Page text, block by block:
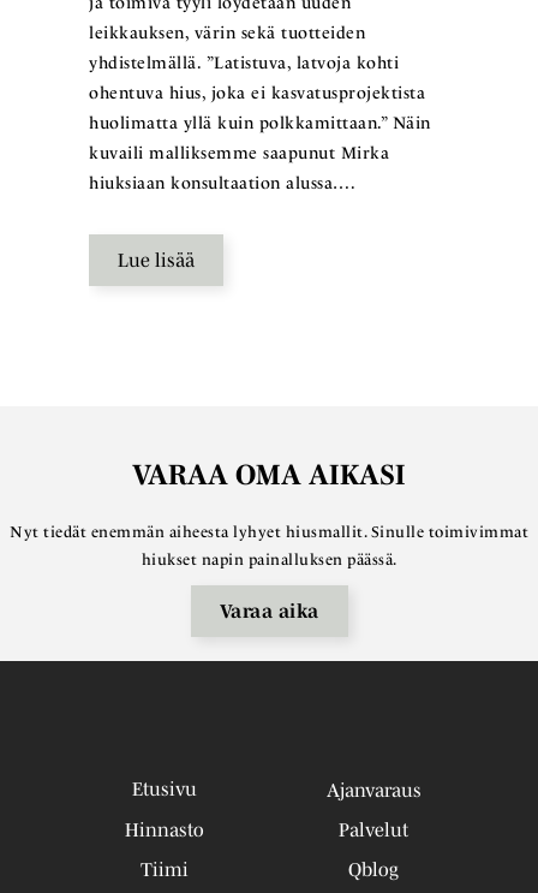
leikkauksen, värin sekä tuotteiden
yhdistelmällä. ”Latistuva, latvoja kohti
ohentuva hius, joka ei kasvatusprojektista
huolimatta yllä kuin polkkamittaan.” Näin
kuvaili malliksemme saapunut Mirka
hiuksiaan konsultaation alussa….
Lue lisää
VARAA OMA AIKASI
Nyt tiedät enemmän aiheesta lyhyet hiusmallit. Sinulle toimivimmat
hiukset napin painalluksen päässä.
Varaa aika
Etusivu
Ajanvaraus
Hinnasto
Palvelut
Tiimi
Qblog